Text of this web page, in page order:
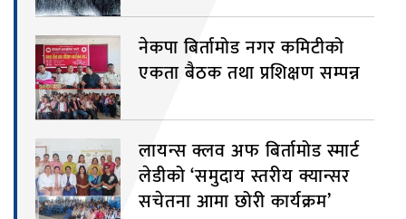
नेकपा बिर्तामोड नगर कमिटीको
एकता बैठक तथा प्रशिक्षण सम्पन्न
लायन्स क्लव अफ बिर्तामोड स्मार्ट
लेडीको ‘समुदाय स्तरीय क्यान्सर
सचेतना आमा छोरी कार्यक्रम’